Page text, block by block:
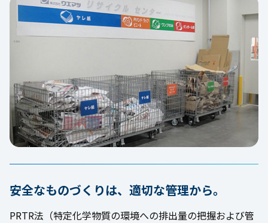
安全なものづくりは、適切な管理から。
PRTR法（特定化学物質の環境への排出量の把握および管